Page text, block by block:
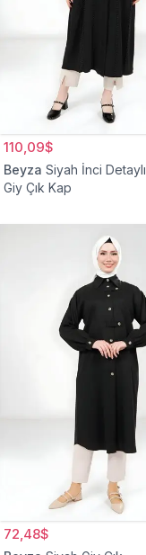
110,09$
Beyza Siyah İnci Detaylı
Giy Çık Kap
72,48$